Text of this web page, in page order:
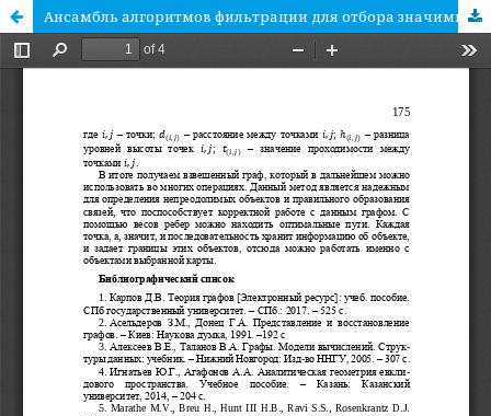
Ансамбль алгоритмов фильтрации для отбора значимых признаков биомедицинских данных